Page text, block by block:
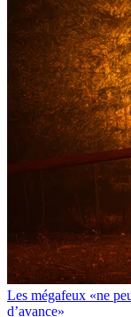
Les mégafeux «ne
d’avance»